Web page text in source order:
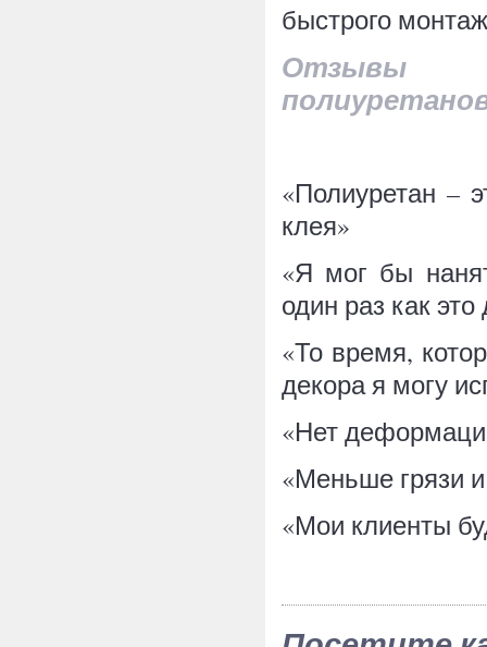
быстрого
Отзывы
«Полиуретан –
клея»
«Я мог бы
один раз как
«То время,
декора я могу
«Нет
«Меньше грязи
«Мои клиенты